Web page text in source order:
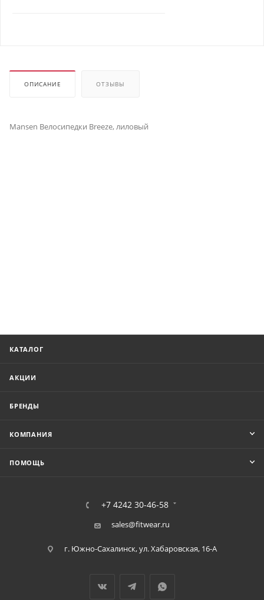
ОПИСАНИЕ ОТЗЫВЫ
Mansen Велосипедки Breeze, лиловый
КАТАЛОГ
АКЦИИ
БРЕНДЫ
КОМПАНИЯ
ПОМОЩЬ
+7 4242 30-46-58
sales@fitwear.ru
г. Южно-Сахалинск, ул. Хабаровская, 16-А